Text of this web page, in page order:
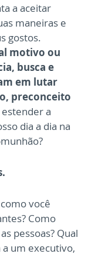
a aceitar
maneiras e
gostos.
motivo ou
busca e
em lutar
preconceito
a
dia a dia na
você
Como
pessoas? Qual
um executivo,